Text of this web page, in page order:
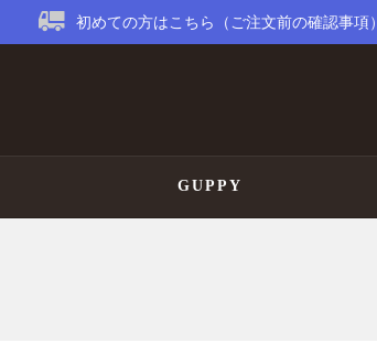
初めての方はこちら（ご注文前の確認事項）
GUPPY